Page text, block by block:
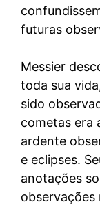
futuras
Messier
toda sua
sido
cometas era
ardente
e eclipses.
anotações
observações